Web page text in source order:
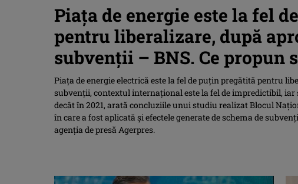
Piaţa de energie este la fel
pentru liberalizare, după
subvenţii – BNS. Ce propun
Piaţa de energie electrică este la fel de puţin pregătită pentru
subvenţii, contextul internaţional este la fel de impredictibil,
decât în 2021, arată concluziile unui studiu realizat Blocul
în care a fost aplicată şi efectele generate de schema de
agenția de presă Agerpres.